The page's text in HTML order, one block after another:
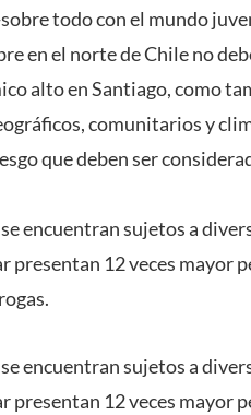
todo con el mundo
en el norte de Chile no
alto en Santiago, como
comunitarios y
que deben ser
encuentran sujetos a
12 veces mayor
encuentran sujetos a
12 veces mayor